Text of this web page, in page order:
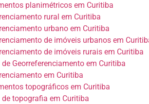
planimétricos em Curitiba
rural em Curitiba
urbano em Curitiba
de imóveis urbanos em
de imóveis rurais em Curitiba
de Georreferenciamento em Curitiba
em Curitiba
topográficos em Curitiba
de topografia em Curitiba